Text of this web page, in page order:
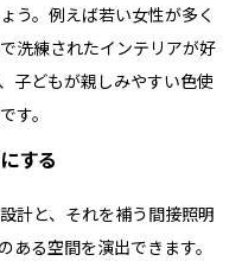
う。例えば若い女性が多く
洗練されたインテリアが好
子どもが親しみやすい色使
す。
する
計と、それを補う間接照明
ある空間を演出できます。